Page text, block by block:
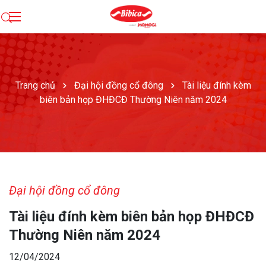
Trang chủ Đại hội đồng cổ đông
Tài liệu đính kèm
biên bản họp ĐHĐCĐ Thường Niên năm 2024
Đại hội đồng cổ đông
Tài liệu đính kèm biên bản họp ĐHĐCĐ
Thường Niên năm 2024
12/04/2024